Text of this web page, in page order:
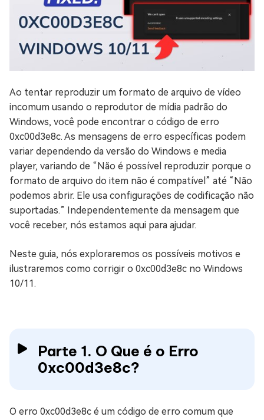
Ao tentar reproduzir um formato de arquivo de vídeo
incomum usando o reprodutor de mídia padrão do
Windows, você pode encontrar o código de erro
0xc00d3e8c. As mensagens de erro específicas podem
variar dependendo da versão do Windows e media
player, variando de “Não é possível reproduzir porque o
formato de arquivo do item não é compatível” até “Não
podemos abrir. Ele usa configurações de codificação não
suportadas.” Independentemente da mensagem que
você receber, nós estamos aqui para ajudar.
Neste guia, nós exploraremos os possíveis motivos e
ilustraremos como corrigir o 0xc00d3e8c no Windows
10/11.
Parte 1. O Que é o Erro
0xc00d3e8c?
O erro 0xc00d3e8c é um código de erro comum que